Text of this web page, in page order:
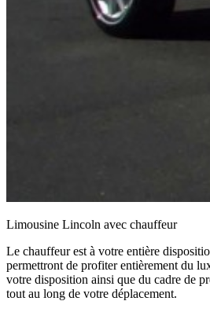
Limousine Lincoln avec chauffeur
Le chauffeur est à votre entière
permettront de profiter entièrement du
votre disposition ainsi que du cadre de
tout au long de votre déplacement.